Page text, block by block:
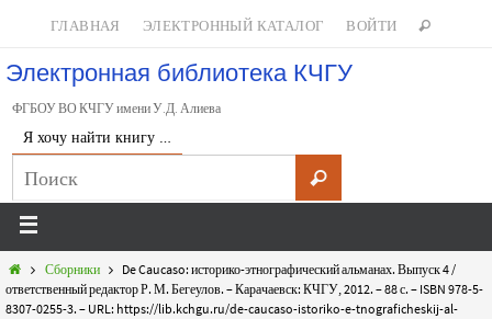
ГЛАВНАЯ ЭЛЕКТРОННЫЙ КАТАЛОГ ВОЙТИ
Электронная библиотека КЧГУ
ФГБОУ ВО КЧГУ имени У.Д. Алиева
Я хочу найти книгу …
Сборники
De Caucaso: историко-этнографический альманах. Выпуск 4 /
ответственный редактор Р. М. Бегеулов. – Карачаевск: КЧГУ, 2012. – 88 с. – ISBN 978-5-
8307-0255-3. – URL: https://lib.kchgu.ru/de-caucaso-istoriko-e-tnograficheskij-al-